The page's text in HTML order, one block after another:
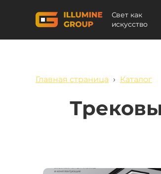
Свет как
искусство
Главная страница › Каталог